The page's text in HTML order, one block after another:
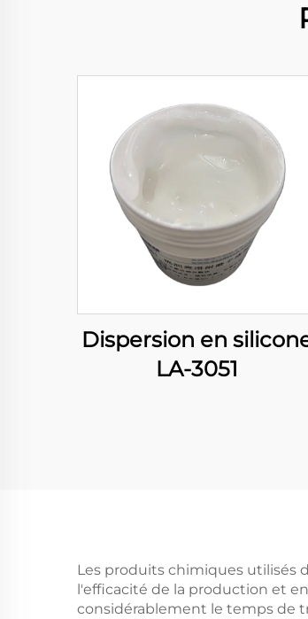
Dispersion en
LA-3051
Les produits chimiques utilisés
l'efficacité de la production et
considérablement le temps de